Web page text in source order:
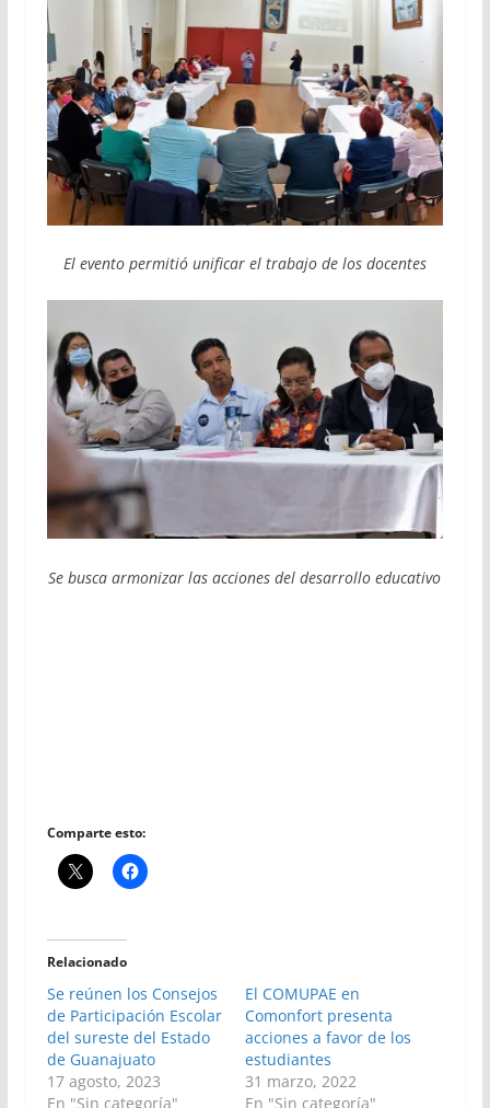
El evento permitió unificar el trabajo de los docentes
Se busca armonizar las acciones del desarrollo educativo
Comparte esto:
Relacionado
Se reúnen los Consejos
de Participación Escolar
del sureste del Estado
de Guanajuato
17 agosto, 2023
En "Sin categoría"
El COMUPAE en
Comonfort presenta
acciones a favor de los
estudiantes
31 marzo, 2022
En "Sin categoría"